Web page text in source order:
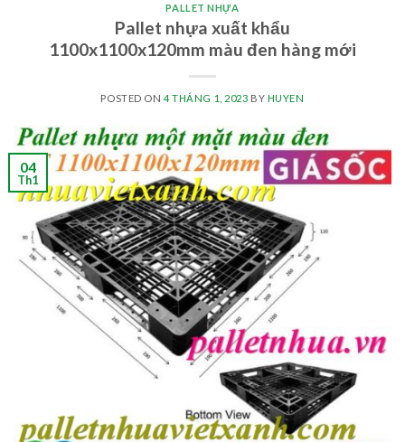
PALLET NHỰA
Pallet nhựa xuất khẩu
1100x1100x120mm màu đen hàng mới
POSTED ON4 THÁNG 1, 2023 BY HUYEN
04
Th1